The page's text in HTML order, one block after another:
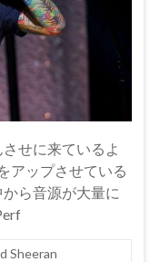
せに来ているよ
アップさせている
から音源が大量に
Sheeran